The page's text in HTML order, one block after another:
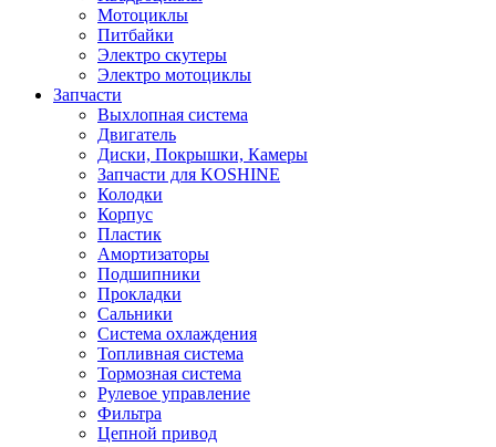
Мотоциклы
Питбайки
Электро скутеры
Электро мотоциклы
Запчасти
Выхлопная система
Двигатель
Диски, Покрышки, Камеры
Запчасти для KOSHINE
Колодки
Корпус
Пластик
Амортизаторы
Подшипники
Прокладки
Сальники
Система охлаждения
Топливная система
Тормозная система
Рулевое управление
Фильтра
Цепной привод